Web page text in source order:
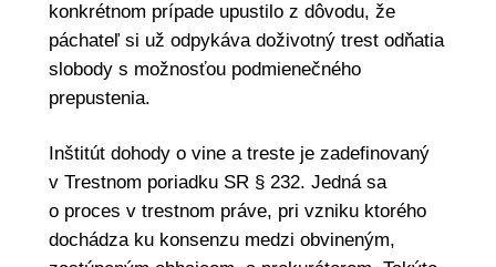
konkrétnom prípade upustilo z dôvodu, že
páchateľ si už odpykáva doživotný trest odňatia
slobody s možnosťou podmienečného
prepustenia.
Inštitút dohody o vine a treste je zadefinovaný
v Trestnom poriadku SR § 232. Jedná sa
o proces v trestnom práve, pri vzniku ktorého
dochádza ku konsenzu medzi obvineným,